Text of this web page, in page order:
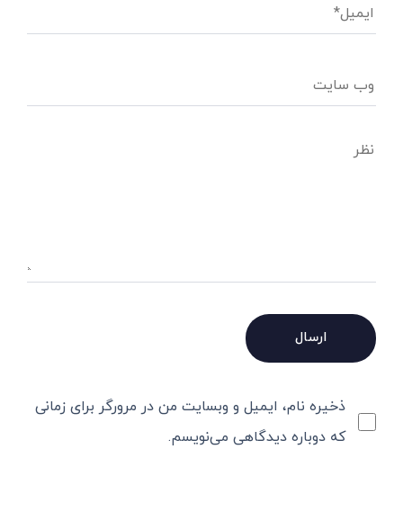
ذخیره نام، ایمیل و وبسایت من در مرورگر برای زمانی
که دوباره دیدگاهی می‌نویسم.